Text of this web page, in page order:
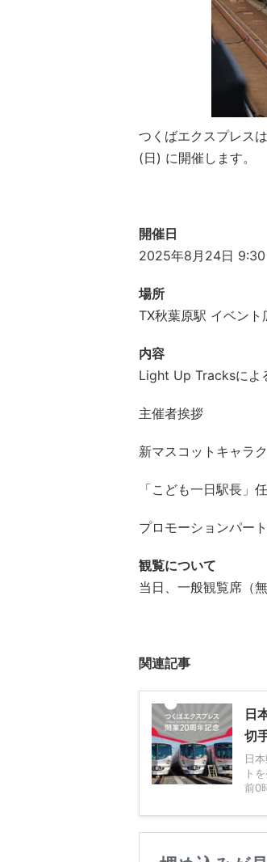
つくばエクスプレス
(日) に開催します。
開催日
2025年8月24日 9:30
場所
TX秋葉原駅 イベント
内容
Light Up Tracksによ
主催者挨拶
新マスコットキャラ
「こども一日駅長」
プロモーションパー
観覧について
当日、一般観覧席（
関連記事
日
切
日
ト
前0